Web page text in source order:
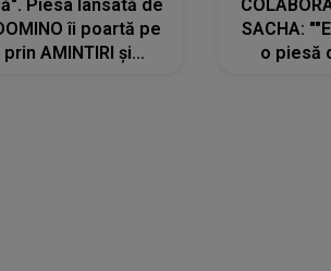
Piesa lansată de
îi poartă pe
AMINTIRI și
SACHA:
o piesă